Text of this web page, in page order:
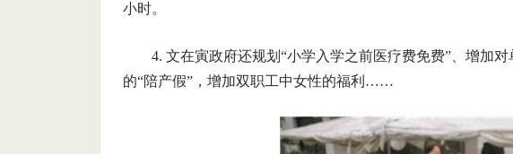
小时。
4. 文在寅政府还规划“小学入学之前医疗费免费”、增加
的“陪产假”，增加双职工中女性的福利……